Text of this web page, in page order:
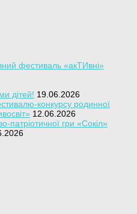
фестиваль «акТИвні»
дітей! 19.06.2026
конкурсу родинної
12.06.2026
патріотичної гри «Сокіл»